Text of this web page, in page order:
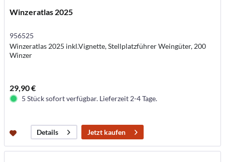
Winzeratlas 2025
956525
Winzeratlas 2025 inkl.Vignette, Stellplatzführer Weingüter, 200
Winzer
29,90 €
5 Stück sofort verfügbar. Lieferzeit 2-4 Tage.
Details Jetzt kaufen